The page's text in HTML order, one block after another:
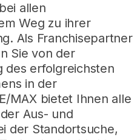
allen
Weg zu ihrer
Als Franchisepartner
Sie von der
des erfolgreichsten
in der
MAX bietet Ihnen alle
Aus- und
der Standortsuche,